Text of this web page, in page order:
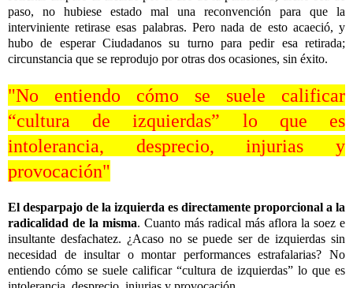
paso, no hubiese estado mal una reconvención para que la
interviniente retirase esas palabras. Pero nada de esto acaeció, y
hubo de esperar Ciudadanos su turno para pedir esa retirada;
circunstancia que se reprodujo por otras dos ocasiones, sin éxito.
"No entiendo cómo se suele calificar
“cultura de izquierdas” lo que es
intolerancia, desprecio, injurias y
provocación"
El desparpajo de la izquierda es directamente proporcional a la
radicalidad de la misma. Cuanto más radical más aflora la soez e
insultante desfachatez. ¿Acaso no se puede ser de izquierdas sin
necesidad de insultar o montar performances estrafalarias? No
entiendo cómo se suele calificar “cultura de izquierdas” lo que es